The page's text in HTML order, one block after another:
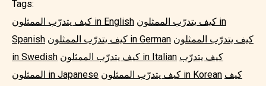
Tags:
كيف يتدرّب الممثلون in English كيف يتدرّب الممثلون in
Spanish
كيف يتدرّب الممثلون in German كيف يتدرّب الممثلون
in Swedish
كيف يتدرّب الممثلون in Italian كيف يتدرّب
الممثلون in Japanese
كيف يتدرّب الممثلون in Korean كيف